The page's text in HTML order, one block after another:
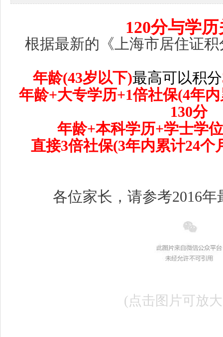
120分与学
根据最新的《上海市居住证
年龄(43岁以下)最高可以积分
年龄+大专学历+1倍社保(4年
130分
年龄+本科学历+学士学
直接3倍社保(3年内累计24个
各位家长，请参考2016
(点击图片可放